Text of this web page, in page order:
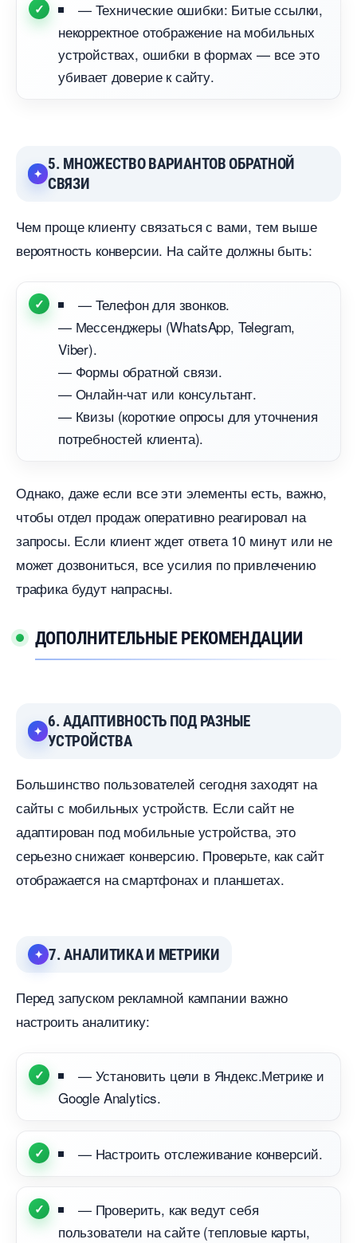
— Технические ошибки: Битые ссылки,
некорректное отображение на мобильных
устройствах, ошибки в формах — все это
убивает доверие к сайту.
5. МНОЖЕСТВО ВАРИАНТОВ ОБРАТНОЙ
СВЯЗИ
Чем проще клиенту связаться с вами, тем выше
ероятность конверсии. На сайте должны быть:
— Телефон для звонков.
— Мессенджеры (WhatsApp, Telegram,
Viber).
— Формы обратной связи.
— Онлайн-чат или консультант.
— Квизы (короткие опросы для уточнения
потребностей клиента).
Однако, даже если все эти элементы есть, важно,
чтобы отдел продаж оперативно реагировал на
запросы. Если клиент ждет ответа 10 минут или не
может дозвониться, все усилия по привлечению
трафика будут напрасны.
ДОПОЛНИТЕЛЬНЫЕ РЕКОМЕНДАЦИИ
6. АДАПТИВНОСТЬ ПОД РАЗНЫЕ
УСТРОЙСТВА
Большинство пользователей сегодня заходят на
сайты с мобильных устройств. Если сайт не
адаптирован под мобильные устройства, это
серьезно снижает конверсию. Проверьте, как сайт
отображается на смартфонах и планшетах.
7. АНАЛИТИКА И МЕТРИКИ
Перед запуском рекламной кампании важно
настроить аналитику:
— Установить цели в Яндекс.Метрике и
Google Analytics.
— Настроить отслеживание конверсий.
— Проверить, как ведут себя
пользователи на сайте (тепловые карты,